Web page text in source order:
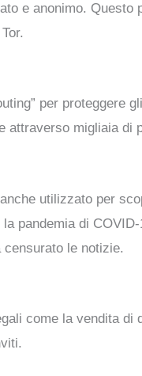
e anonimo.
per
attraverso migliaia
utilizzato per
pandemia di
le notizie.
come la vendita